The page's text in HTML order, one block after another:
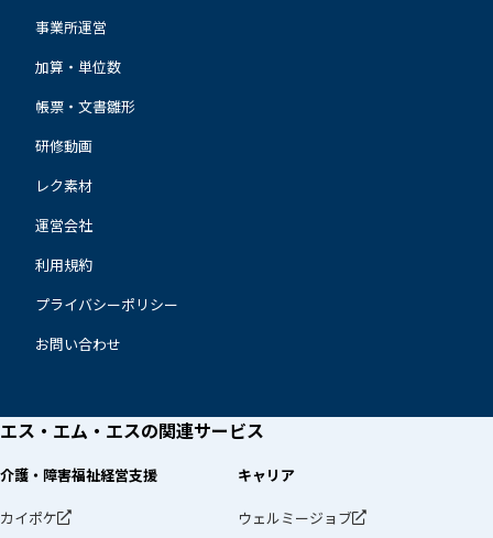
事業所運営
加算・単位数
帳票・文書雛形
研修動画
レク素材
運営会社
利用規約
プライバシーポリシー
お問い合わせ
エス・エム・エスの関連サービス
介護・障害福祉経営支援
カイポケ
キャリア
ウェルミージョブ